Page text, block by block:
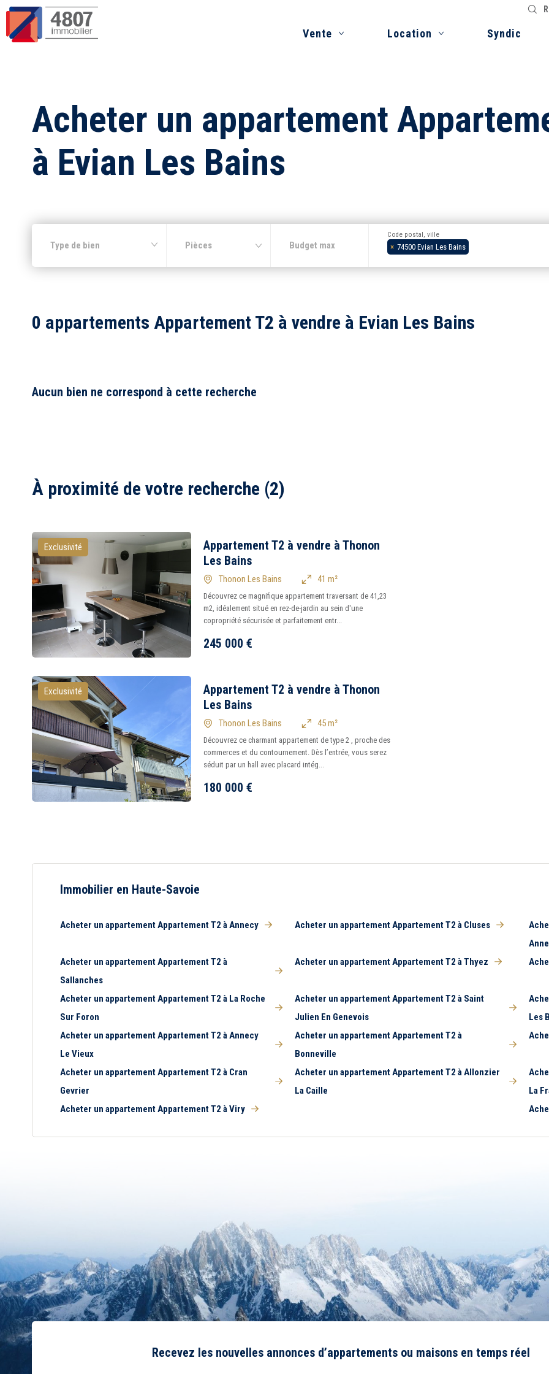
Vente Location Syndic
Acheter un appartement
à Evian Les Bains
Type de bien Pièces
3
4
× 74500 Evian Les Bains
Code postal, ville
0 appartements Appartement T2 à vendre à Evian Les Bains
Aucun bien ne correspond à cette recherche
À proximité de votre recherche (2)
Exclusivité
Appartement T2 à vendre à Thonon
Les Bains
Thonon Les Bains 41 m²
Découvrez ce magnifique appartement traversant de 41,23
m2, idéalement situé en rez-de-jardin au sein d'une
copropriété sécurisée et parfaitement entr...
245 000 €
Exclusivité
Appartement T2 à vendre à Thonon
Les Bains
Thonon Les Bains 45 m²
Découvrez ce charmant appartement de type 2 , proche des
commerces et du contournement. Dès l’entrée, vous serez
séduit par un hall avec placard intég...
180 000 €
Immobilier en Haute-Savoie
Acheter un appartement Appartement T2 à Annecy Acheter un appartement Appartement T2 à Cluses
Acheter un appartement Appartement T2 à
Sallanches
Acheter un appartement Appartement T2 à Thyez
Acheter un appartement Appartement T2 à La Roche
Sur Foron
Acheter un appartement Appartement T2 à Saint
Julien En Genevois
Les
Acheter un appartement Appartement T2 à Annecy
Le Vieux
Acheter un appartement Appartement T2 à
Bonneville
Acheter un appartement Appartement T2 à Cran
Gevrier
Acheter un appartement Appartement T2 à Allonzier
La Caille
La
Acheter un appartement Appartement T2 à Viry
Recevez les nouvelles annonces d’appartements ou maisons en temps réel